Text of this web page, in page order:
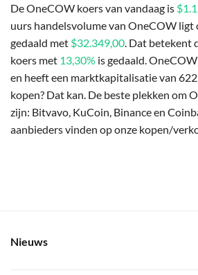
De OneCOW koers van vandaag is
uurs handelsvolume van OneCOW ligt
gedaald met $32.349,00. Dat betekent
koers met 13,30% is gedaald.
en heeft een marktkapitalisatie van
kopen? Dat kan. De beste plekken om
zijn: Bitvavo, KuCoin, Binance en
aanbieders vinden op onze kopen/
Nieuws